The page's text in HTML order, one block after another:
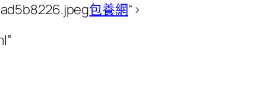
包養網“>